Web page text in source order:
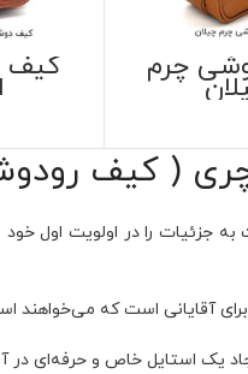
چرم کیف
( کیف
جزئیات را در اولویت اول
آقایانی است که می‌خواهند
یک استایل خاص و حرفه‌ای در